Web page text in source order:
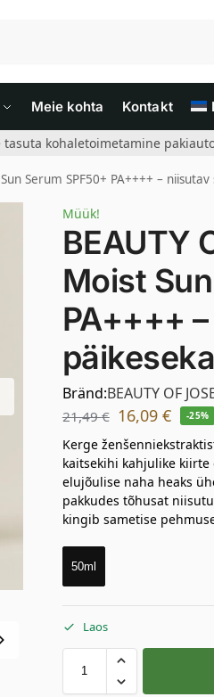
Meie kohta Kontakt
tasuta kohaletoimetamine
Serum SPF50+ PA++++ –
Müük!
BEAUTY
Moist
PA++++
Bränd:BEAUTY OF
21,49€ 16,09 € -25%
Kerge
kaitsekihi kahjulike kiirte
elujõulise naha heaks
pakkudes tõhusat
kingib sametise
50ml
Laos